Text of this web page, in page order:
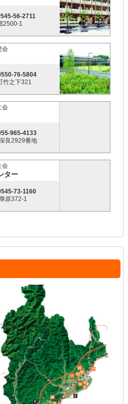
56-2711
2500-1
会
76-5804
竹之下321
会
965-4133
良2929番地
会
ター
73-1160
原372-1